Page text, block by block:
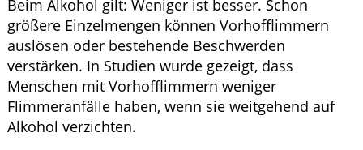
Beim Alkohol gilt: Weniger ist besser. Schon
größere Einzelmengen können Vorhofflimmern
auslösen oder bestehende Beschwerden
verstärken. In Studien wurde gezeigt, dass
Menschen mit Vorhofflimmern weniger
Flimmeranfälle haben, wenn sie weitgehend auf
Alkohol verzichten.